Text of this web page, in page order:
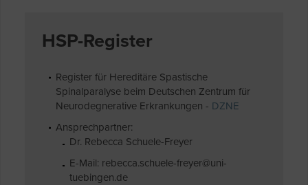
HSP-Register
Register für Hereditäre Spastische
Spinalparalyse beim Deutschen Zentrum für
Neurodegnerative Erkrankungen - DZNE
Ansprechpartner:
Dr. Rebecca Schuele-Freyer
E-Mail: rebecca.schuele-freyer@uni-
tuebingen.de